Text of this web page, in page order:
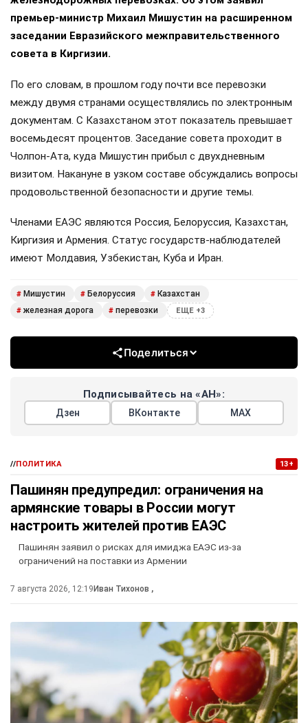
премьер-министр Михаил Мишустин на расширенном
заседании Евразийского межправительственного
совета в Киргизии.
По его словам, в прошлом году почти все перевозки
между двумя странами осуществлялись по электронным
документам. С Казахстаном этот показатель превышает
восемьдесят процентов. Заседание совета проходит в
Чолпон-Ата, куда Мишустин прибыл с двухдневным
визитом. Накануне в узком составе обсуждались вопросы
продовольственной безопасности и другие темы.
Членами ЕАЭС являются Россия, Белоруссия, Казахстан,
Киргизия и Армения. Статус государств-наблюдателей
имеют Молдавия, Узбекистан, Куба и Иран.
# Мишустин # Белоруссия # Казахстан
# железная дорога # перевозки ЕЩЕ +3
Поделиться
Подписывайтесь на «АН»:
Дзен ВКонтакте МАХ
//ПОЛИТИКА 13+
Пашинян предупредил: ограничения на
армянские товары в России могут
настроить жителей против ЕАЭС
Пашинян заявил о рисках для имиджа ЕАЭС из-за
ограничений на поставки из Армении
7 августа 2026, 12:19 Иван Тихонов ,